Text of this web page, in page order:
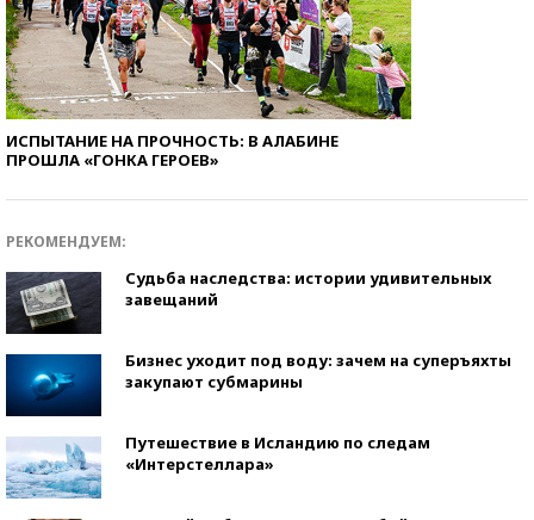
ИСПЫТАНИЕ НА ПРОЧНОСТЬ: В АЛАБИНЕ
ПРОШЛА «ГОНКА ГЕРОЕВ»
РЕКОМЕНДУЕМ:
Судьба наследства: истории удивительных
завещаний
Бизнес уходит под воду: зачем на суперъяхты
закупают субмарины
Путешествие в Исландию по следам
«Интерстеллара»